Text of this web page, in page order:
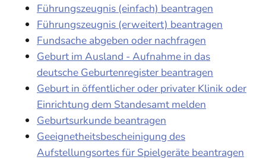
Führungszeugnis (einfach) beantragen
Führungszeugnis (erweitert) beantragen
Fundsache abgeben oder nachfragen
Geburt im Ausland - Aufnahme in das
deutsche Geburtenregister beantragen
Geburt in öffentlicher oder privater Klinik oder
Einrichtung dem Standesamt melden
Geburtsurkunde beantragen
Geeignetheitsbescheinigung des
Aufstellungsortes für Spielgeräte beantragen